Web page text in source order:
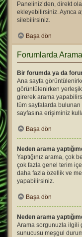
Paneliniz’den, direkt
ekleyebilirsiniz. Ayrıca
silebilirsiniz.
Başa dön
Forumlarda Arama
Bir forumda ya da
Ana sayfa
görüntülenirken
girerek arama
tüm sayfalarda bulunan
sayfasına erişiminiz
Başa dön
Neden arama
Yaptığınız arama, çok
çok fazla genel terim
daha fazla özellik ve
yapabilirsiniz.
Başa dön
Neden arama
Arama sorgunuzla ilgili
sunucusu meşgul